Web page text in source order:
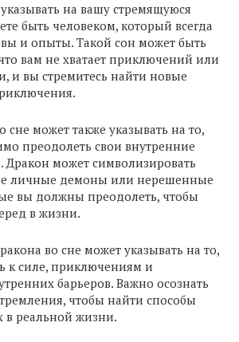
на вашу стремящуюся
быть человеком, который всегда
и опыты. Такой сон может быть
вам не хватает приключений или
и вы стремитесь найти новые
сне может также указывать на то,
преодолеть свои внутренние
Дракон может символизировать
личные демоны или нерешенные
вы должны преодолеть, чтобы
в жизни.
во сне может указывать на то,
к силе, приключениям и
барьеров. Важно осознать
чтобы найти способы
в реальной жизни.